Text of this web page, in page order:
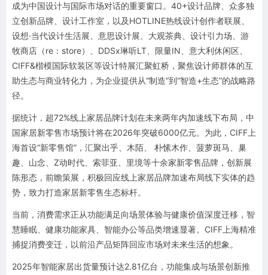
成为中国设计与国际市场对话的重要窗口。40+设计品牌、众多独
立创新品牌、设计工作室，以及HOTLINE热线设计创作者联展、
设想·当代设计生活展、意思设计展、大观茶典、设计引力场、游
牧商店（re：store）、DDSx琳听LT、限量IN、意大利休闲区、
CIFF&楷模国际软装区等设计特展汇聚虹桥，聚焦设计师群体的互
助生态与商业转化力，为企业提供从“制造”到“智造+生态”的战略路
径。
据统计，超72%线上家居品牌计划在未来两年内加速线下布局，中
国家居新零售市场预计将在2026年突破6000亿元。为此，CIFF上
海首设“新零售馆”，汇聚出乎、木陌、 朴愫木作、菠萝斑马、巢
趣、山念、Z动时代、索菲亚、里境等十余家新零售品牌，创新展
陈形态，前瞻策展，积极回应线上家居品牌加速布局线下实体的趋
势，致力打造家居新零售生态标杆。
当前，消费需求正从功能满足向场景体验与健康价值深度迁移，智
慧睡眠、健康功能家具、智能办公等品类增速显著。CIFF上海精准
捕捉消费变迁，以前沿产品矩阵回应市场对未来生活的想象。
2025年智能家居出货量预计达2.81亿台，功能集成与场景创新推